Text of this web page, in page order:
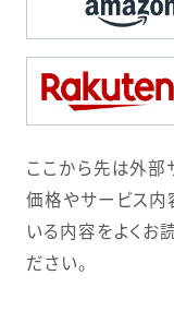
ここから先は外部
価格やサービス内
いる内容をよくお
ださい。